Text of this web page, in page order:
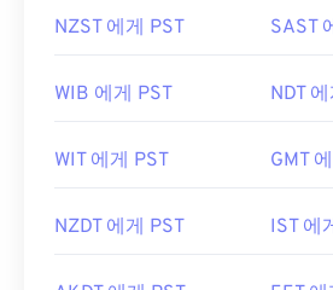
NZST 에게 PST SAST
WIB 에게 PST NDT
WIT 에게 PST GMT
NZDT 에게 PST IST 에